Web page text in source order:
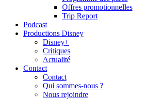
Offres promotionnelles
Trip Report
Podcast
Productions Disney
Disney+
Critiques
Actualité
Contact
Contact
Qui sommes-nous ?
Nous rejoindre